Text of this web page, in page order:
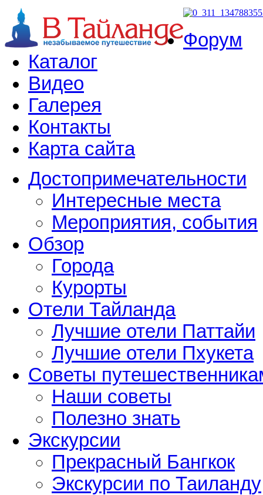
Форум
Каталог
Видео
Галерея
Контакты
Карта сайта
Достопримечательности
Интересные места
Мероприятия, события
Обзор
Города
Курорты
Отели Тайланда
Лучшие отели Паттайи
Лучшие отели Пхукета
Советы
Наши советы
Полезно знать
Экскурсии
Прекрасный Бангкок
Экскурсии по Таиланду